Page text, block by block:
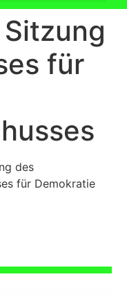
für
des
für Demokratie